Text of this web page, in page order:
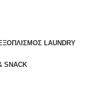
LAUNDRY
SNACK